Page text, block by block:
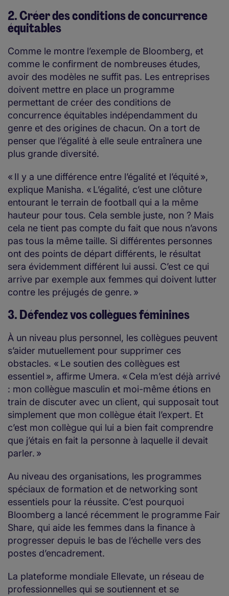
2. Créer des conditions de concurrence
équitables
Comme le montre l’exemple de Bloomberg, et
comme le confirment de nombreuses études,
avoir des modèles ne suffit pas. Les entreprises
doivent mettre en place un programme
permettant de créer des conditions de
concurrence équitables indépendamment du
genre et des origines de chacun. On a tort de
penser que l’égalité à elle seule entraînera une
plus grande diversité.
« Il y a une différence entre l’égalité et l’équité »,
explique Manisha. « L’égalité, c’est une clôture
entourant le terrain de football qui a la même
hauteur pour tous. Cela semble juste, non ? Mais
cela ne tient pas compte du fait que nous n’avons
pas tous la même taille. Si différentes personnes
ont des points de départ différents, le résultat
sera évidemment différent lui aussi. C’est ce qui
arrive par exemple aux femmes qui doivent lutter
contre les préjugés de genre. »
3. Défendez vos collègues féminines
À un niveau plus personnel, les collègues peuvent
s’aider mutuellement pour supprimer ces
obstacles. « Le soutien des collègues est
essentiel », affirme Umera. « Cela m’est déjà arrivé
: mon collègue masculin et moi-même étions en
train de discuter avec un client, qui supposait tout
simplement que mon collègue était l’expert. Et
c’est mon collègue qui lui a bien fait comprendre
que j’étais en fait la personne à laquelle il devait
parler. »
Au niveau des organisations, les programmes
spéciaux de formation et de networking sont
essentiels pour la réussite. C’est pourquoi
Bloomberg a lancé récemment le programme Fair
Share, qui aide les femmes dans la finance à
progresser depuis le bas de l’échelle vers des
postes d’encadrement.
La plateforme mondiale Ellevate, un réseau de
professionnelles qui se soutiennent et se